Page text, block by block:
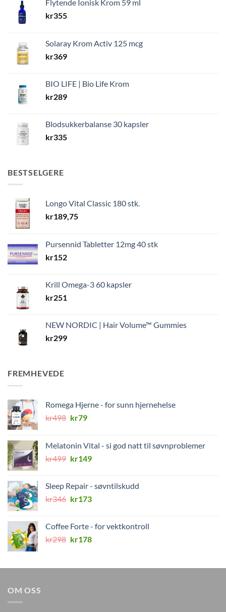
Flytende Ionisk Krom 59 ml
kr355
Solaray Krom Activ 125 mcg
kr369
BIO LIFE | Bio Life Krom
kr289
Blodsukkerbalanse 30 kapsler
kr335
BESTSELGERE
Longo Vital Classic 180 stk.
kr189,75
Pursennid Tabletter 12mg 40 stk
kr152
Krill Omega-3 60 kapsler
kr251
NEW NORDIC | Hair Volume™ Gummies
kr299
FREMHEVEDE
Romega Hjerne - for sunn hjernehelse
kr498 Opprinnelig
kr498.
kr79Nåværende
kr79.
Melatonin Vital - si god natt til søvnproblemer
kr499 Opprinnelig
kr499.
kr149Nåværende
kr149.
Sleep Repair - søvntilskudd
kr346 Opprinnelig
kr346.
kr173Nåværende
kr173.
Coffee Forte - for vektkontroll
kr298 Opprinnelig
kr298.
kr178Nåværende
kr178.
OM OSS